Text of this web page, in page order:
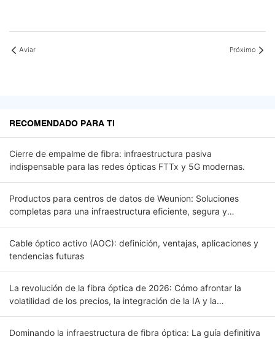
Aviar Próximo
RECOMENDADO PARA TI
Cierre de empalme de fibra: infraestructura pasiva
indispensable para las redes ópticas FTTx y 5G modernas.
Productos para centros de datos de Weunion: Soluciones
completas para una infraestructura eficiente, segura y
Cable óptico activo (AOC): definición, ventajas, aplicaciones y
tendencias futuras
La revolución de la fibra óptica de 2026: Cómo afrontar la
volatilidad de los precios, la integración de la IA y la
Dominando la infraestructura de fibra óptica: La guía definitiva